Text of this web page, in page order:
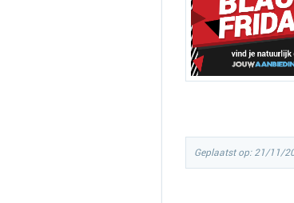
Geplaatst op: 21/11/